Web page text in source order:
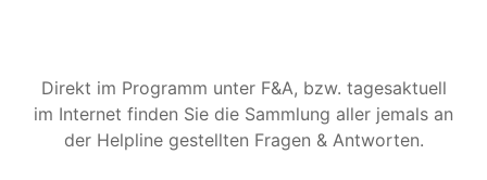
Direkt im Programm unter F&A, bzw. tagesaktuell
im Internet finden Sie die Sammlung aller jemals an
der Helpline gestellten Fragen & Antworten.